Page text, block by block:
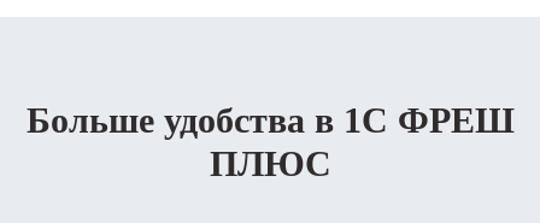
Больше удобства в 1С ФРЕШ
ПЛЮС